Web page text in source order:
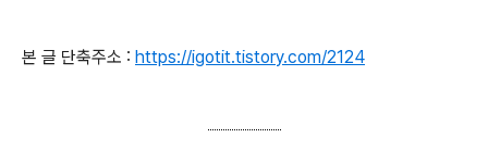
본 글 단축주소 : https://igotit.tistory.com/2124